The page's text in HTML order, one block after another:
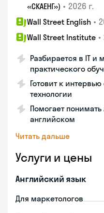
«СКАЕНГ») • 2026 г.
Wall Street English •
Wall Street Institute •
Разбирается в IT и
практического
Готовит к
технологии
Помогает
английском
Читать дальше
Услуги и цены
Английский язык
Для маркетологов